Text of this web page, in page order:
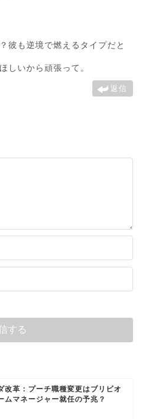
彼も逆境で燃えるタイプだと
しいから頑張って。
返信
改革：プーチ職種変更はブリビオ
ムマネージャー就任の予兆？